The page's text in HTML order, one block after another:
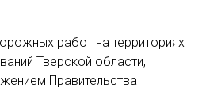
работ на территориях
Тверской области,
Правительства